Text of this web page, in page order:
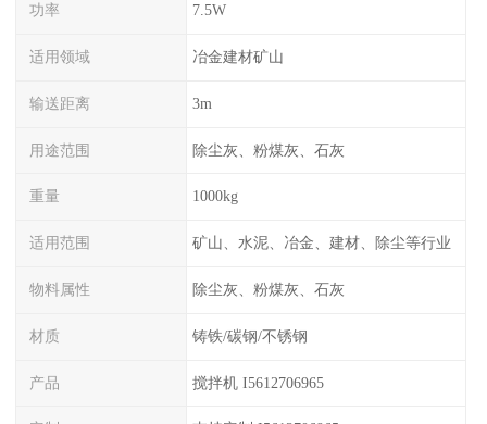
功率 7.5W
适用领域 冶金建材矿山
输送距离 3m
用途范围 除尘灰、粉煤灰、石灰
重量 1000kg
适用范围 矿山、水泥、冶金、建材、除尘等行业
物料属性 除尘灰、粉煤灰、石灰
材质 铸铁/碳钢/不锈钢
产品 搅拌机 I5612706965